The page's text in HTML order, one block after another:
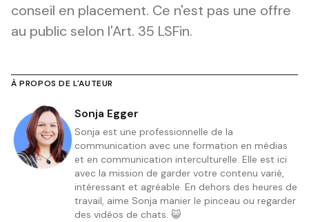
conseil en placement. Ce n'est pas une offre
au public selon l'Art. 35 LSFin.
À PROPOS DE L'AUTEUR
Sonja Egger
Sonja est une professionnelle de la
communication avec une formation en médias
et en communication interculturelle. Elle est ici
avec la mission de garder votre contenu varié,
intéressant et agréable. En dehors des heures de
travail, aime Sonja manier le pinceau ou regarder
des vidéos de chats. 😺